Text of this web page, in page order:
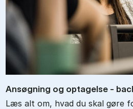
An­søg­ning og op­ta­gel­se -
Læs alt om, hvad du skal gøre